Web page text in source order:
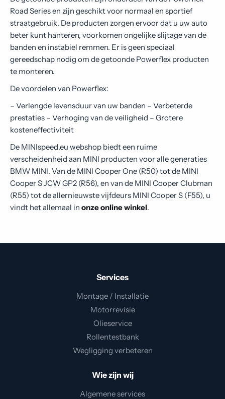
Road Series en zijn geschikt voor normaal en sportief
straatgebruik. De producten zorgen ervoor dat u uw auto
beter kunt hanteren, voorkomen ongelijke slijtage van de
banden en instabiel remmen. Er is geen speciaal
gereedschap nodig om de getoonde Powerflex producten
te monteren.
De voordelen van Powerflex:
– Verlengde levensduur van uw banden – Verbeterde
prestaties – Verhoging van de veiligheid – Grotere
kosteneffectiviteit
De MINIspeed.eu webshop biedt een ruime
verscheidenheid aan MINI producten voor alle generaties
BMW MINI. Van de MINI Cooper One (R50) tot de MINI
Cooper S JCW GP2 (R56), en van de MINI Cooper Clubman
(R55) tot de allernieuwste vijfdeurs MINI Cooper S (F55), u
vindt het allemaal in onze online winkel.
Services
Montage / Installatie
Motorrevisie
Olieservice
Rollentestbank
Wegligging verbeteren
Wie zijn wij
Algemene services